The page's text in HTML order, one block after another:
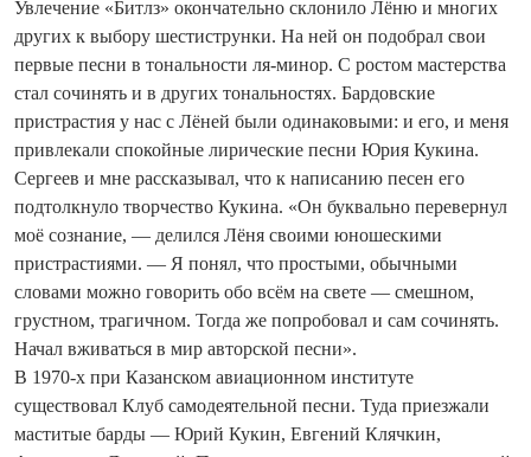
Увлечение «Битлз» окончательно склонило Лёню и многих
других к выбору шестиструнки. На ней он подобрал свои
первые песни в тональности ля-минор. С ростом мастерства
стал сочинять и в других тональностях. Бардовские
пристрастия у нас с Лёней были одинаковыми: и его, и меня
привлекали спокойные лирические песни Юрия Кукина.
Сергеев и мне рассказывал, что к написанию песен его
подтолкнуло творчество Кукина. «Он буквально перевернул
моё сознание, — делился Лёня своими юношескими
пристрастиями. — Я понял, что простыми, обычными
словами можно говорить обо всём на свете — смешном,
грустном, трагичном. Тогда же попробовал и сам сочинять.
Начал вживаться в мир авторской песни».
В 1970-х при Казанском авиационном институте
существовал Клуб самодеятельной песни. Туда приезжали
маститые барды — Юрий Кукин, Евгений Клячкин,